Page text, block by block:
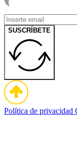
SUSCRÍBETE
Política de privacidad